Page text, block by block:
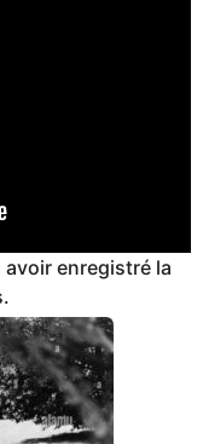
enregistré la